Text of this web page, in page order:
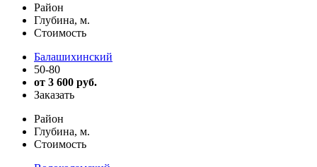
Район
Глубина, м.
Стоимость
Балашихинский
50-80
от 3 600 руб.
Заказать
Район
Глубина, м.
Стоимость